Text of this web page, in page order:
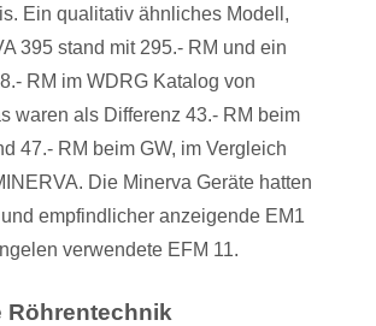
Ein qualitativ ähnliches Modell,
395 stand mit 295.- RM und ein
RM im WDRG Katalog von
waren als Differenz 43.- RM beim
47.- RM beim GW, im Vergleich
Die Minerva Geräte hatten
empfindlicher anzeigende EM1
verwendete EFM 11.
Röhrentechnik